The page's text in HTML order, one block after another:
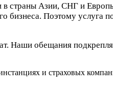
страны Азии, СНГ и
бизнеса. Поэтому услуга
Наши обещания
и страховых